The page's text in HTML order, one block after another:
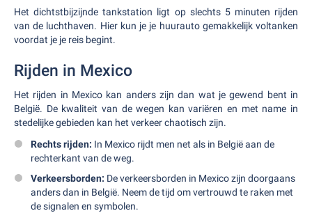
Het dichtstbijzijnde tankstation ligt op slechts 5 minuten rijden
van de luchthaven. Hier kun je je huurauto gemakkelijk voltanken
voordat je je reis begint.
Rijden in Mexico
Het rijden in Mexico kan anders zijn dan wat je gewend bent in
België. De kwaliteit van de wegen kan variëren en met name in
stedelijke gebieden kan het verkeer chaotisch zijn.
Rechts rijden: In Mexico rijdt men net als in België aan de
rechterkant van de weg.
Verkeersborden: De verkeersborden in Mexico zijn doorgaans
anders dan in België. Neem de tijd om vertrouwd te raken met
de signalen en symbolen.